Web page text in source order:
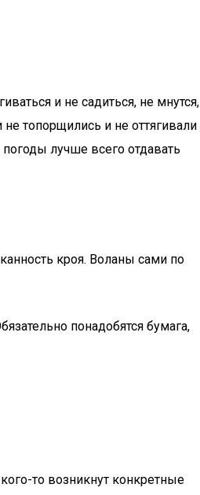
и не садиться, не мнутся,
топорщились и не оттягивали
лучше всего отдавать
кроя. Воланы сами по
понадобятся бумага,
то возникнут конкретные